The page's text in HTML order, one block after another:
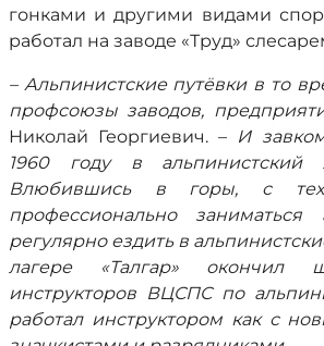
гонками и другими видами
работал на заводе «Труд»
– Альпинистские путёвки в то
профсоюзы заводов,
Николай Георгиевич. – И
1960 году в альпинистский
Влюбившись в горы, с
профессионально
регулярно ездить в
лагере «Талгар» окончил
инструкторов ВЦСПС по
работал инструктором как с